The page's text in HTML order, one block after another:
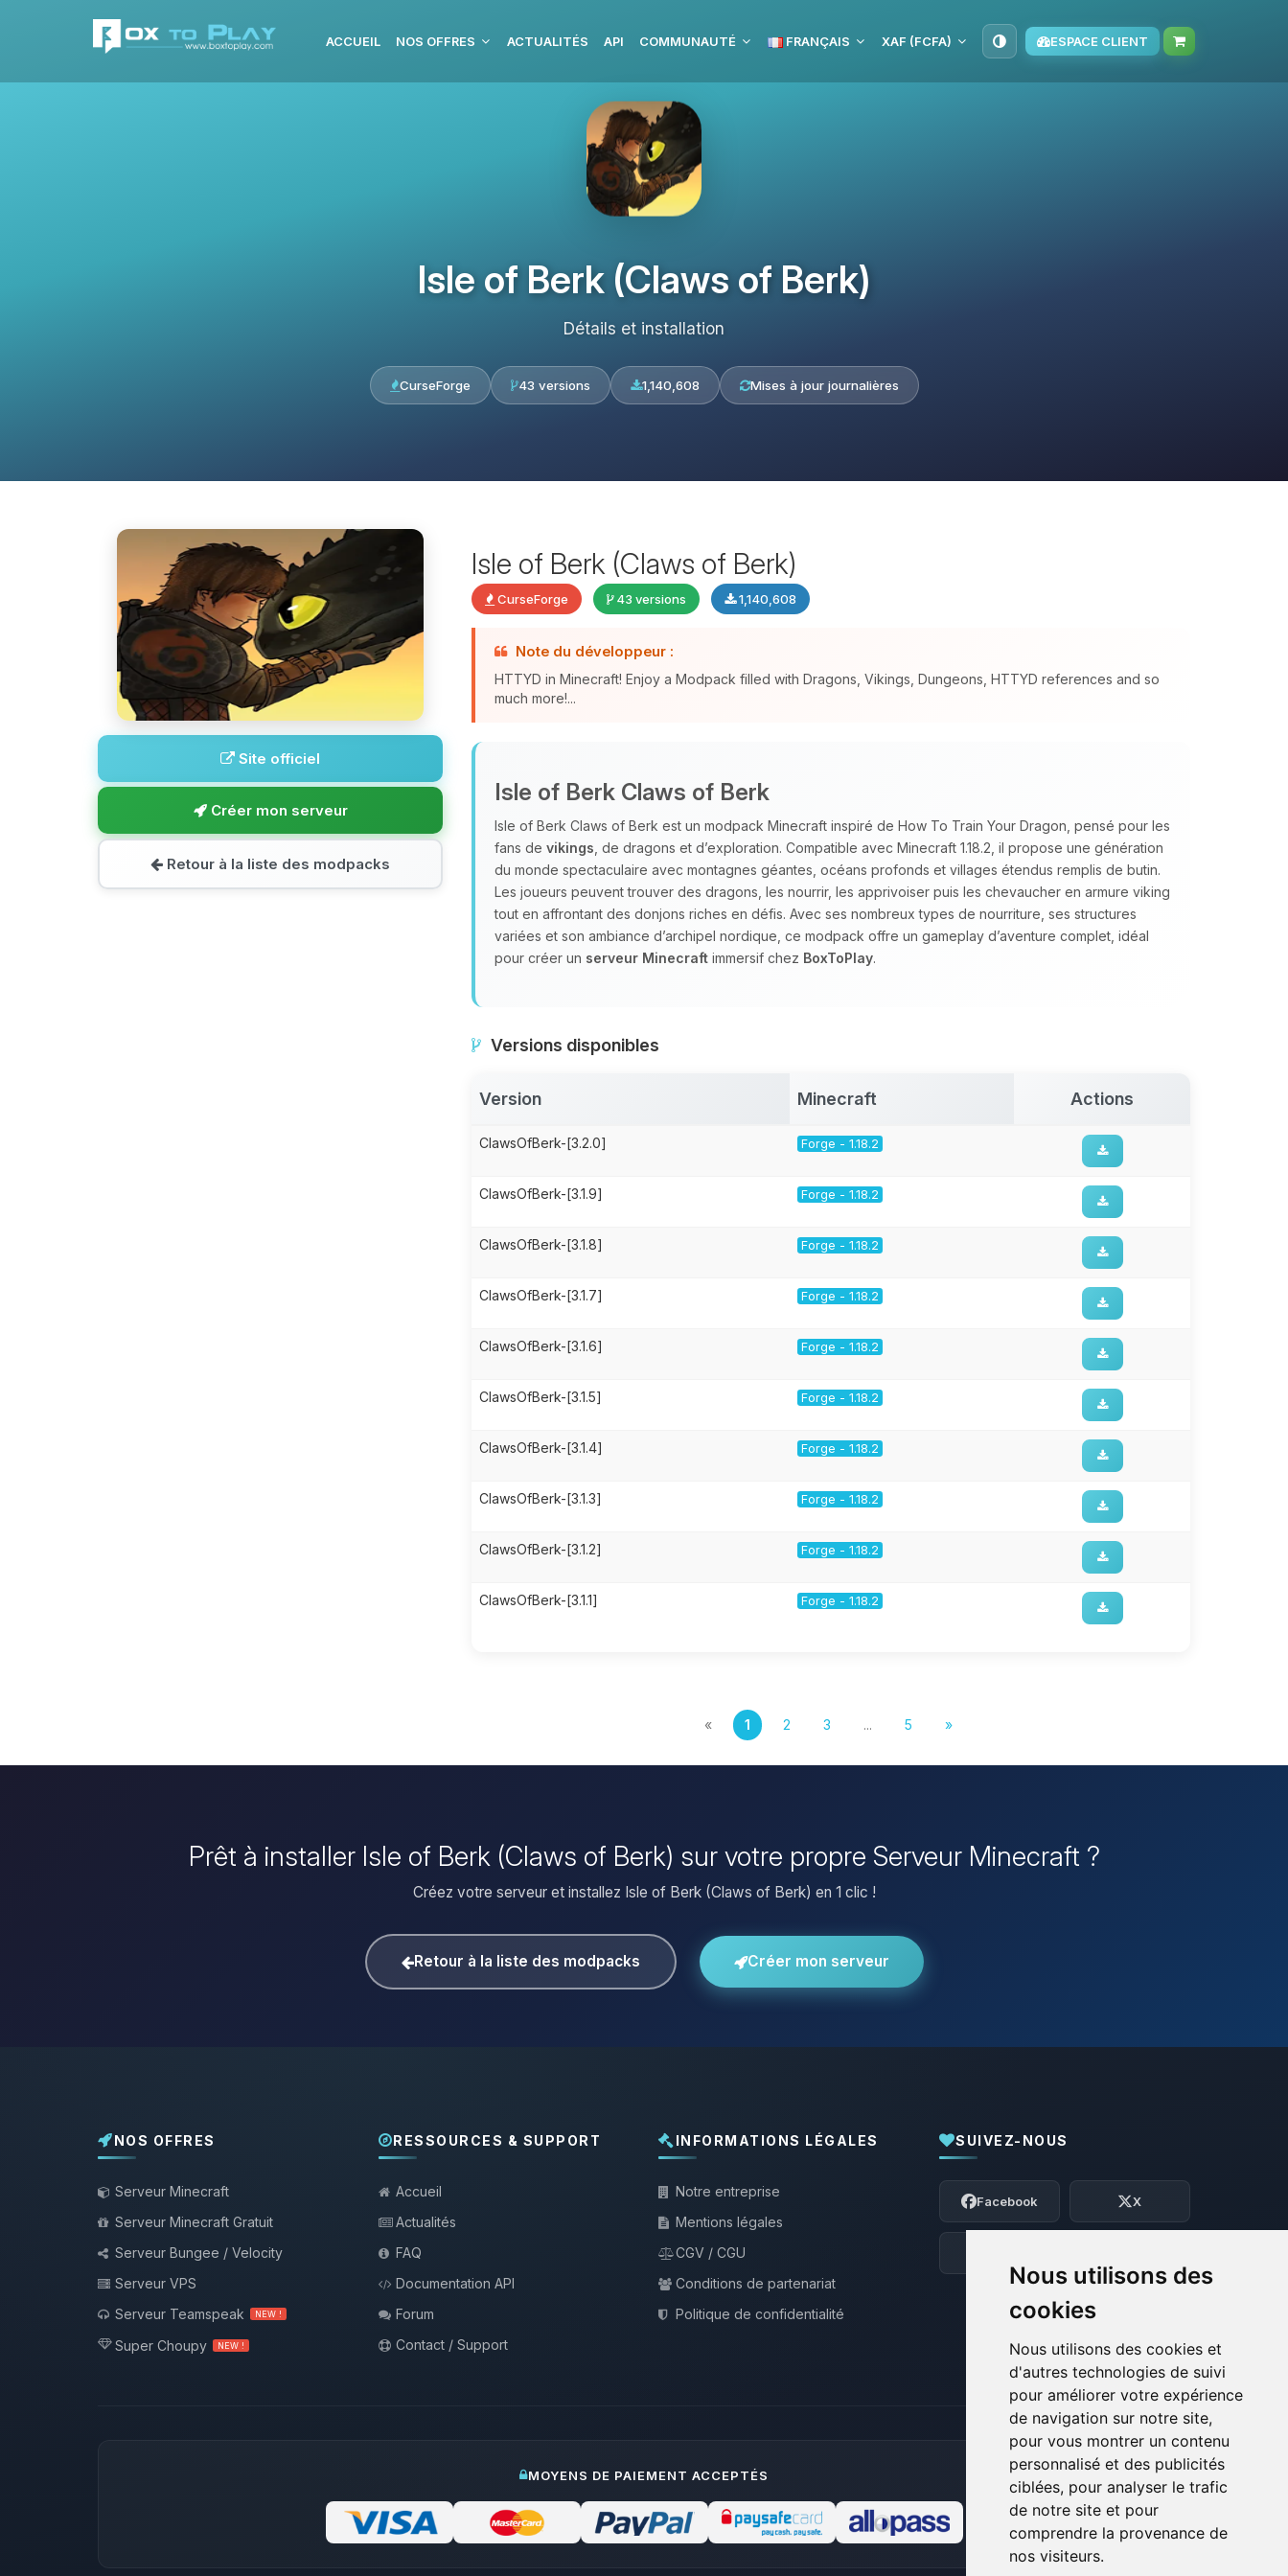
Nous utilisons des
cookies
Nous utilisons des cookies et
d'autres technologies de suivi
pour améliorer votre expérience
de navigation sur notre site,
pour vous montrer un contenu
personnalisé et des publicités
ciblées, pour analyser le trafic
de notre site et pour
comprendre la provenance de
nos visiteurs.
ACCUEIL NOS OFFRES ACTUALITÉS API COMMUNAUTÉ FRANÇAIS XAF (FCFA) ESPACE CLIENT
Isle of Berk (Claws of Berk)
Détails et installation
CurseForge 43 versions 1,140,608 Mises à jour journalières
Site officiel
Créer mon serveur
Retour à la liste des modpacks
Isle of Berk (Claws of Berk)
CurseForge 43 versions 1,140,608
Note du développeur :
HTTYD in Minecraft! Enjoy a Modpack filled with Dragons, Vikings, Dungeons, HTTYD references and so
much more!...
Isle of Berk Claws of Berk
Isle of Berk Claws of Berk est un modpack Minecraft inspiré de How To Train Your Dragon, pensé pour les
fans de vikings , de dragons et d’exploration. Compatible avec Minecraft 1.18.2, il propose une génération
du monde spectaculaire avec montagnes géantes, océans profonds et villages étendus remplis de butin.
Les joueurs peuvent trouver des dragons, les nourrir, les apprivoiser puis les chevaucher en armure viking
tout en affrontant des donjons riches en défis. Avec ses nombreux types de nourriture, ses structures
variées et son ambiance d’archipel nordique, ce modpack offre un gameplay d’aventure complet, idéal
pour créer un serveur Minecraft immersif chez BoxToPlay.
Versions disponibles
Version Minecraft Actions
ClawsOfBerk-[3.2.0] Forge - 1.18.2
ClawsOfBerk-[3.1.9] Forge - 1.18.2
ClawsOfBerk-[3.1.8] Forge - 1.18.2
ClawsOfBerk-[3.1.7] Forge - 1.18.2
ClawsOfBerk-[3.1.6] Forge - 1.18.2
ClawsOfBerk-[3.1.5] Forge - 1.18.2
ClawsOfBerk-[3.1.4] Forge - 1.18.2
ClawsOfBerk-[3.1.3] Forge - 1.18.2
ClawsOfBerk-[3.1.2] Forge - 1.18.2
ClawsOfBerk-[3.1.1] Forge - 1.18.2
« 1 2 3 ... 5 »
Prêt à installer Isle of Berk (Claws of Berk) sur votre propre Serveur Minecraft ?
Créez votre serveur et installez Isle of Berk (Claws of Berk) en 1 clic !
Retour à la liste des modpacks Créer mon serveur
NOS OFFRES
Serveur Minecraft
Serveur Minecraft Gratuit
Serveur Bungee / Velocity
Serveur VPS
Serveur Teamspeak
NEW !
Super Choupy NEW !
RESSOURCES & SUPPORT
Accueil
Actualités
FAQ
Documentation API
Forum
Contact / Support
INFORMATIONS LÉGALES
Notre entreprise
Mentions légales
CGV / CGU
Conditions de partenariat
Politique de confidentialité
SUIVEZ-NOUS
Facebook X
MOYENS DE PAIEMENT ACCEPTÉS
Youpi, enfin quelqu’un pour me parler !
Moi c’est Choupy, ton petit assistant
BoxToPlay. Dis-moi ce dont tu as besoin
et je vais remuer mes petits circuits
06/08/2026 à 02:26